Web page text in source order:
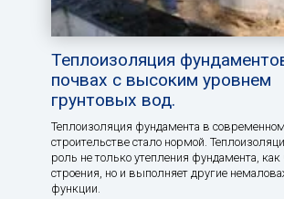
Теплоизоляция
почвах с высоким уровнем
грунтовых вод.
Теплоизоляция фундамента в современном
строительстве стало нормой.
роль не только утепления фундамента, как
строения, но и выполняет другие
функции.